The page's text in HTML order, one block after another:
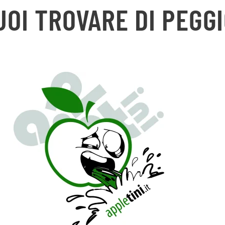
TROVARE DI